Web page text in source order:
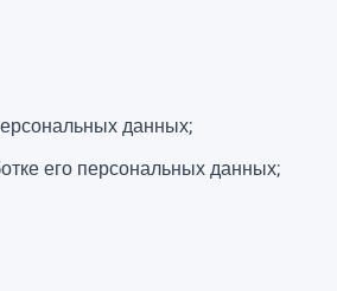
данных;
его персональных данных;